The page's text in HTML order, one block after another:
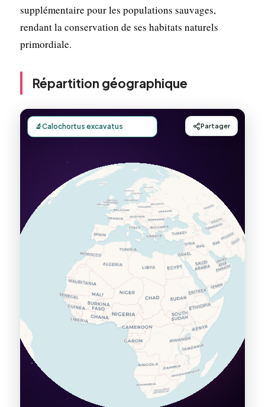
supplémentaire pour les populations sauvages,
rendant la conservation de ses habitats naturels
primordiale.
Répartition géographique